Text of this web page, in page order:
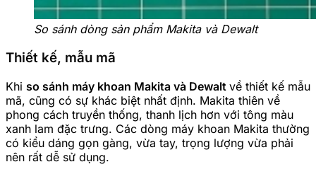
So sánh dòng sản phẩm Makita và Dewalt
Thiết kế, mẫu mã
Khi so sánh máy khoan Makita và Dewalt về thiết kế mẫu
mã, cũng có sự khác biệt nhất định. Makita thiên về
phong cách truyền thống, thanh lịch hơn với tông màu
xanh lam đặc trưng. Các dòng máy khoan Makita thường
có kiểu dáng gọn gàng, vừa tay, trọng lượng vừa phải
nên rất dễ sử dụng.